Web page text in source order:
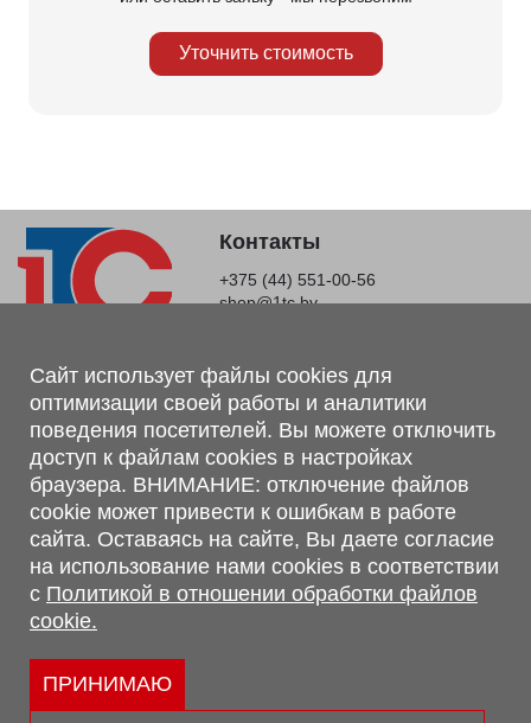
Уточнить стоимость
Контакты
+375 (44) 551-00-56
shop@1tc.by
Магазин, склад
г. Минск, Минский р-н, п. Привольный, ул. Мира, 20А,
223062
г. Брест, ул. Лейтенанта Рябцева, 108 В, 224701
Обращаем Ваше внимание, что вся предоставленная на сайте
информация, касающаяся комплектаций, технических
характеристик, цветовых сочетаний, а также стоимости и
сервисного обслуживания носит информационный характер и
не является публичной офертой, определяемой п.2 ст.407
Гражданского кодекса Республики Беларусь.
Политика обработки персональных данных
Политикой в отношении обработки файлов cookie.
Сайт использует файлы cookies для
оптимизации своей работы и аналитики
поведения посетителей. Вы можете отключить
доступ к файлам cookies в настройках
браузера. ВНИМАНИЕ: отключение файлов
cookie может привести к ошибкам в работе
сайта. Оставаясь на сайте, Вы даете согласие
на использование нами cookies в соответствии
с Политикой в отношении обработки файлов
cookie.
ПРИНИМАЮ